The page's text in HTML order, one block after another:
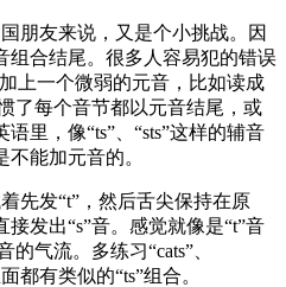
朋友来说，又是个小挑战。因
组合结尾。很多人容易犯的错误
上一个微弱的元音，比如读成
了每个音节都以元音结尾，或
里，像“ts”、“sts”这样的辅音
能加元音的。
先发“t”，然后舌尖保持在原
发出“s”音。感觉就像是“t”音
气流。多练习“cats”、
都有类似的“ts”组合。